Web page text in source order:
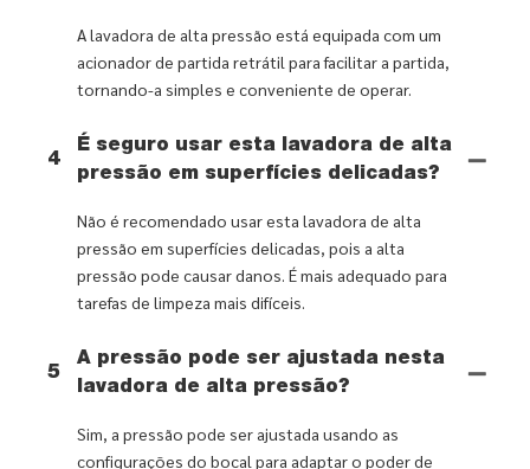
A lavadora de alta pressão está equipada com um
acionador de partida retrátil para facilitar a partida,
tornando-a simples e conveniente de operar.
4
É seguro usar esta lavadora de alta
pressão em superfícies delicadas?
Não é recomendado usar esta lavadora de alta
pressão em superfícies delicadas, pois a alta
pressão pode causar danos. É mais adequado para
tarefas de limpeza mais difíceis.
5
A pressão pode ser ajustada nesta
lavadora de alta pressão?
Sim, a pressão pode ser ajustada usando as
configurações do bocal para adaptar o poder de